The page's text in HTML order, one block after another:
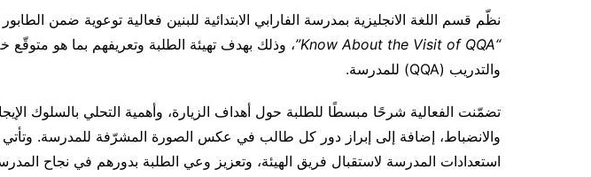
المواد الإثرائية
قسم التربية الأسرية
المكتب الرياضي
قسم التربية الخاصة
كشافة الفارابي
لجنة الزراعة
نظّم قسم اللغة الانجليزية بمدرسة الفارابي الابتدائية للبنين فعالية توعوية ضمن
“Know About the Visit of QQA”
، وذلك بهدف تهيئة الطلبة وتعريفهم بما هو متوقّع
والتدريب (QQA) للمدرسة.
تضمّنت الفعالية شرحًا مبسطًا للطلبة حول أهداف الزيارة، وأهمية التحلي بالسلوك
والانضباط، إضافة إلى إبراز دور كل طالب في عكس الصورة المشرّفة للمدرسة. وتأتي
استعدادات المدرسة لاستقبال فريق الهيئة، وتعزيز وعي الطلبة بدورهم في نجاح